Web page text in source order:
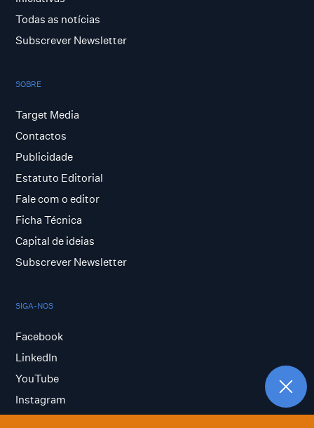
Todas as notícias
Subscrever Newsletter
SOBRE
Target Media
Contactos
Publicidade
Estatuto Editorial
Fale com o editor
Ficha Técnica
Capital de ideias
Subscrever Newsletter
SIGA-NOS
Facebook
LinkedIn
YouTube
Instagram